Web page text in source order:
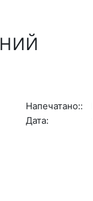
Напечатано::
Дата: